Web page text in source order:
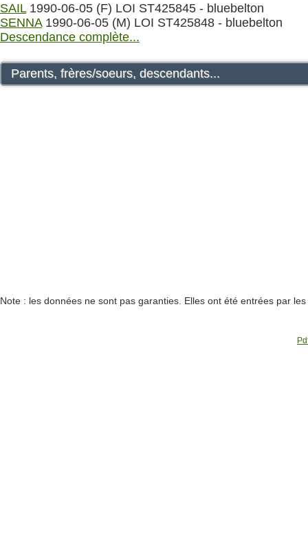
SAIL1990-06-05 (F) LOI ST425845 - bluebelton
SENNA1990-06-05 (M) LOI ST425848 - bluebelton
Descendance complète...
Parents, frères/soeurs, descendants...
Note : les données ne sont pas garanties. Elles ont été entrées par